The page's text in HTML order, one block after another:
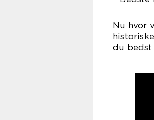
Nu hvor
du bedst